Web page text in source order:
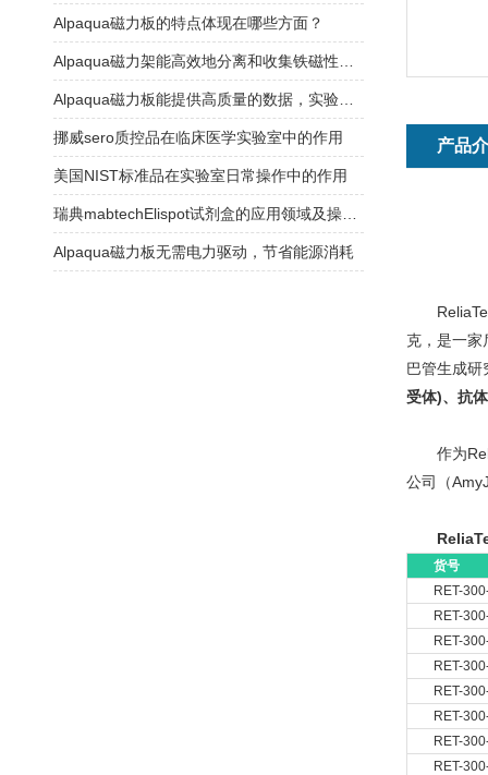
产品
克，是一家
巴管生成研
受体)、抗体
作为
公司（
货号
RET-
RET-
RET-
RET-
RET-
RET-
RET-
RET-
Alpaqua磁力板的特点体现在哪些方面？
挪威sero质控品在临床医学实验室中的作用
美国NIST标准品在实验室日常操作中的作用
Alpaqua磁力板无需电力驱动，节省能源消耗